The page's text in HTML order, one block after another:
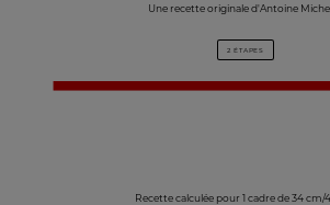
Une recette originale d'Antoine
2 ÉTAPES
Recette calculée pour 1 cadre de 34 cm/